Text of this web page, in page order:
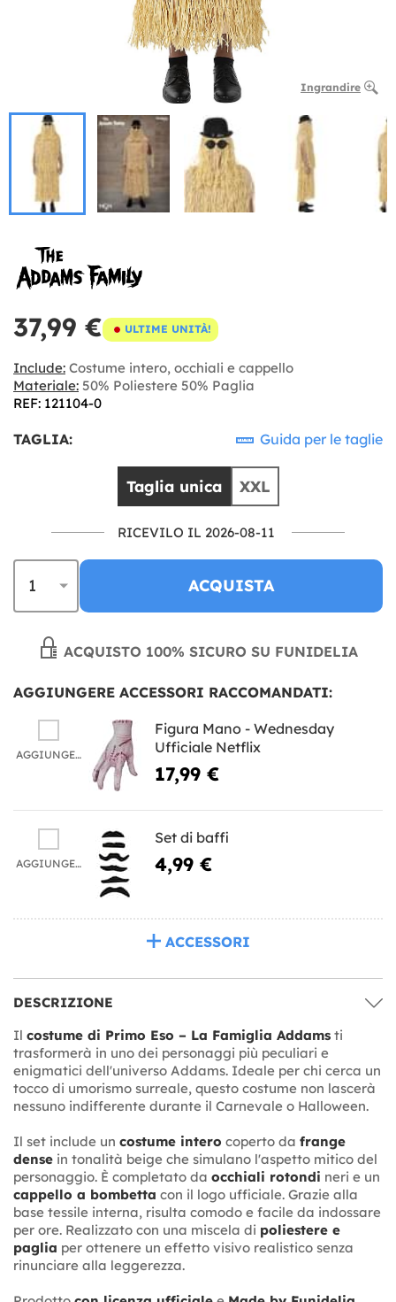
Ingrandire
37,99 € ULTIME UNITÀ!
Include: Costume intero, occhiali e cappello
Materiale: 50% Poliestere 50% Paglia
REF: 121104-0
TAGLIA: Guida per le taglie
Taglia unica XXL
RICEVILO IL 2026-08-11
ACQUISTA
ACQUISTO 100% SICURO SU FUNIDELIA
AGGIUNGERE ACCESSORI RACCOMANDATI:
AGGIUNGERE
Figura Mano - Wednesday
Ufficiale Netflix
17,99 €
AGGIUNGERE
Set di baffi
4,99 €
ACCESSORI
DESCRIZIONE
Il costume di Primo Eso – La Famiglia Addams ti
trasformerà in uno dei personaggi più peculiari e
enigmatici dell'universo Addams. Ideale per chi cerca un
tocco di umorismo surreale, questo costume non lascerà
nessuno indifferente durante il Carnevale o Halloween.
Il set include un costume intero coperto da frange
dense in tonalità beige che simulano l'aspetto mitico del
personaggio. È completato da occhiali rotondi neri e un
cappello a bombetta con il logo ufficiale. Grazie alla
base tessile interna, risulta comodo e facile da indossare
per ore. Realizzato con una miscela di poliestere e
paglia per ottenere un effetto visivo realistico senza
rinunciare alla leggerezza.